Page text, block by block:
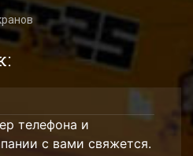
телефона и
с вами свяжется.